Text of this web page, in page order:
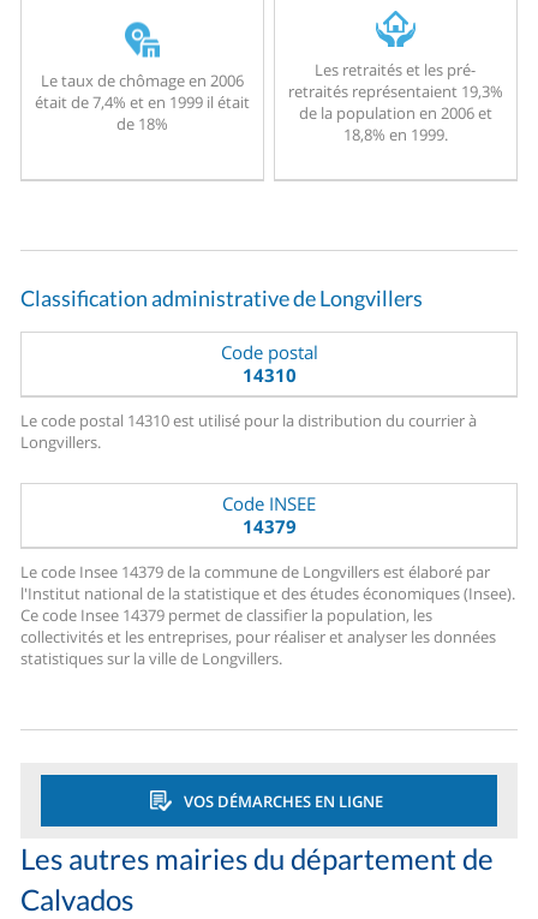
Le taux de chômage en 2006
était de 7,4% et en 1999 il était
de 18%
Les retraités et les pré-
retraités représentaient 19,3%
de la population en 2006 et
18,8% en 1999.
Classification administrative de Longvillers
Code postal
14310
Le code postal 14310 est utilisé pour la distribution du courrier à
Longvillers.
Code INSEE
14379
Le code Insee 14379 de la commune de Longvillers est élaboré par
l'Institut national de la statistique et des études économiques (Insee).
Ce code Insee 14379 permet de classifier la population, les
collectivités et les entreprises, pour réaliser et analyser les données
statistiques sur la ville de Longvillers.
VOS DÉMARCHES EN LIGNE
Les autres mairies du département de
Calvados